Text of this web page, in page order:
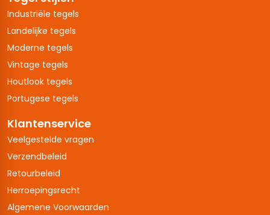
Industriële tegels
Landelijke tegels
Moderne tegels
Vintage tegels
Houtlook tegels
Portugese tegels
Klantenservice
Veelgestelde vragen
Verzendbeleid
Retourbeleid
Herroepingsrecht
Algemene Voorwaarden